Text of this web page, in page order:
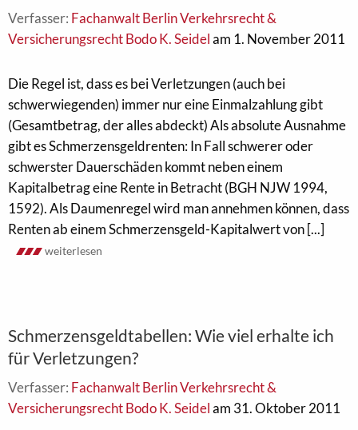
Verfasser: Fachanwalt Berlin Verkehrsrecht &
Versicherungsrecht Bodo K. Seidelam 1. November 2011
Die Regel ist, dass es bei Verletzungen (auch bei
schwerwiegenden) immer nur eine Einmalzahlung gibt
(Gesamtbetrag, der alles abdeckt) Als absolute Ausnahme
gibt es Schmerzensgeldrenten: In Fall schwerer oder
schwerster Dauerschäden kommt neben einem
Kapitalbetrag eine Rente in Betracht (BGH NJW 1994,
1592). Als Daumenregel wird man annehmen können, dass
Renten ab einem Schmerzensgeld-Kapitalwert von [...]
weiterlesen
Schmerzensgeldtabellen: Wie viel erhalte ich
für Verletzungen?
Verfasser: Fachanwalt Berlin Verkehrsrecht &
Versicherungsrecht Bodo K. Seidelam 31. Oktober 2011